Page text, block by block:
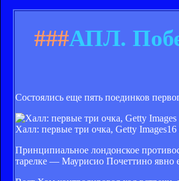
###АПЛ.
Состоялись еще пять поединков
Халл: первые три очка, Getty Images16
Принципиальное лондонское
тарелке — Маурисио Почеттино явно